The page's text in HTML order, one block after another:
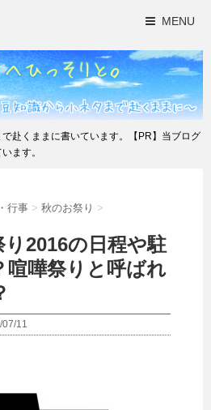
MENU
赴くままに書いています。【PR】当ブログ
ます。
行事 > 秋のお祭り >
り2016の日程や駐
喧嘩祭りと呼ばれ
11